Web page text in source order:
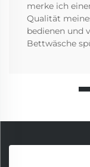
merke ich
Qualität
bedienen und
Bettwäsche